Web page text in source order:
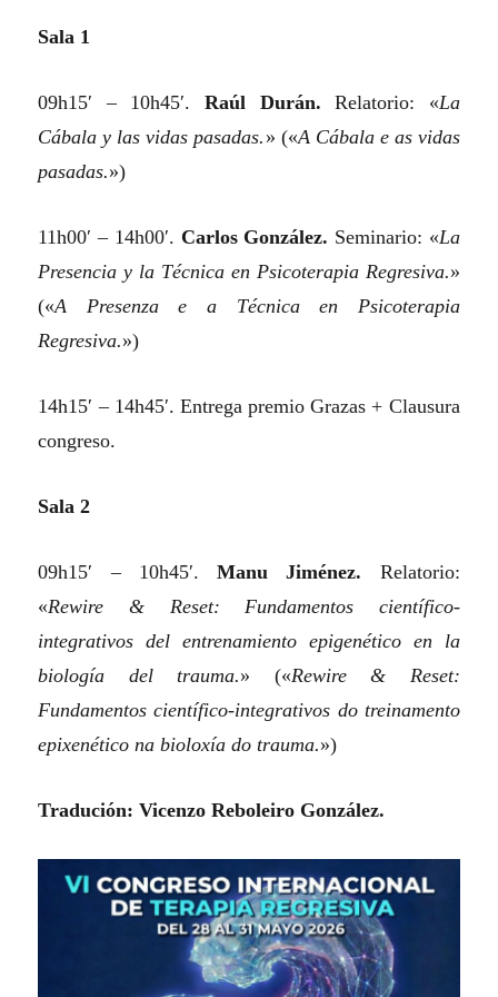
Sala 1
09h15′ – 10h45′. Raúl Durán. Relatorio: «La
Cábala y las vidas pasadas. » («A Cábala e as vidas
pasadas.»)
11h00′ – 14h00′. Carlos González. Seminario: «La
Presencia y la Técnica en Psicoterapia Regresiva.»
(«A Presenza e a Técnica en Psicoterapia
Regresiva.»)
14h15′ – 14h45′. Entrega premio Grazas + Clausura
congreso.
Sala 2
09h15′ – 10h45′.Manu Jiménez. Relatorio:
«Rewire & Reset: Fundamentos científico-
integrativos del entrenamiento epigenético en la
biología del trauma.» («Rewire & Reset:
Fundamentos científico-integrativos do treinamento
epixenético na bioloxía do trauma.»)
Tradución: Vicenzo Reboleiro González.